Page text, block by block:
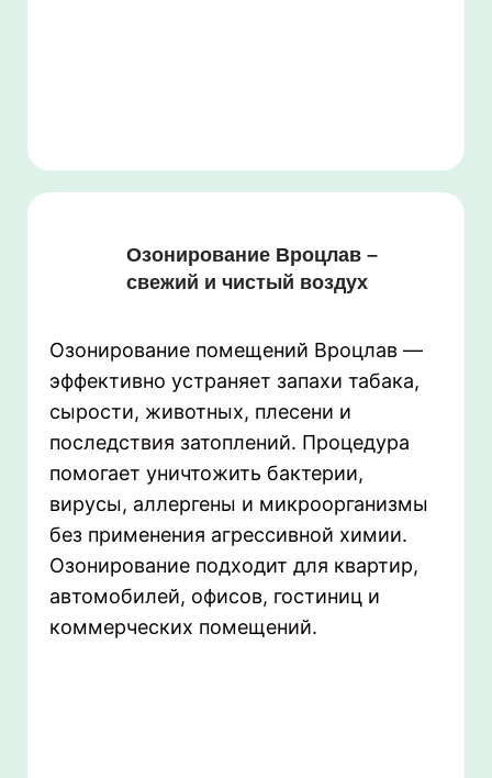
Озонирование Вроцлав –
свежий и чистый воздух
Озонирование помещений Вроцлав —
эффективно устраняет запахи табака,
сырости, животных, плесени и
последствия затоплений. Процедура
помогает уничтожить бактерии,
вирусы, аллергены и микроорганизмы
без применения агрессивной химии.
Озонирование подходит для квартир,
автомобилей, офисов, гостиниц и
коммерческих помещений.